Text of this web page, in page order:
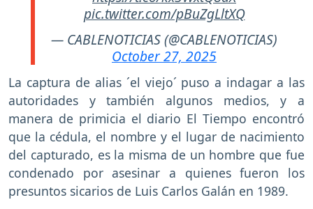
pic.twitter.com/pBuZgLltXQ
— CABLENOTICIAS (@CABLENOTICIAS)
October 27, 2025
La captura de alias ´el viejo´ puso a indagar a las
autoridades y también algunos medios, y a
manera de primicia el diario El Tiempo encontró
que la cédula, el nombre y el lugar de nacimiento
del capturado, es la misma de un hombre que fue
condenado por asesinar a quienes fueron los
presuntos sicarios de Luis Carlos Galán en 1989.